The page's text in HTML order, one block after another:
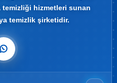
temizliği hizmetleri sunan
temizlik şirketidir.